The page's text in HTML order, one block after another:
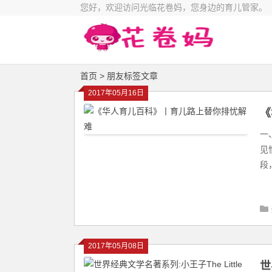
您好，欢迎访问光临花卷妈，您身边的育儿管家。
首页 > 朋友标签文章
2017年05月16日
一
见
段
2017年05月08日